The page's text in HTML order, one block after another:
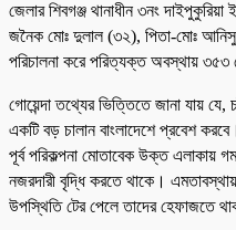
জেলার শিবগঞ্জ থানাধীন ৩নং
জনৈক মোঃ দুলাল (৩২), পিতা-মোঃ
পরিচালনা করে পরিত্যক্ত অবস্থায় ৩৫৩
গোয়েন্দা তথ্যের ভিত্তিতে জানা যায় যে,
একটি বড় চালান বাংলাদেশে প্রবেশ
পূর্ব পরিকল্পনা মোতাবেক উক্ত এলাকায়
নজরদারী বৃদ্ধি করতে থাকে।
উপস্থিতি টের পেলে তাদের হেফাজতে